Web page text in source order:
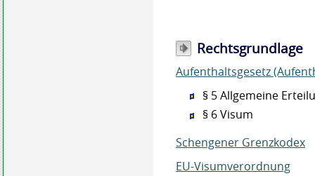
Rechtsgrundlage
Aufenthaltsgesetz
§ 5 Allgemeine
§ 6 Visum
Schengener Grenzkodex
EU-Visumverordnung